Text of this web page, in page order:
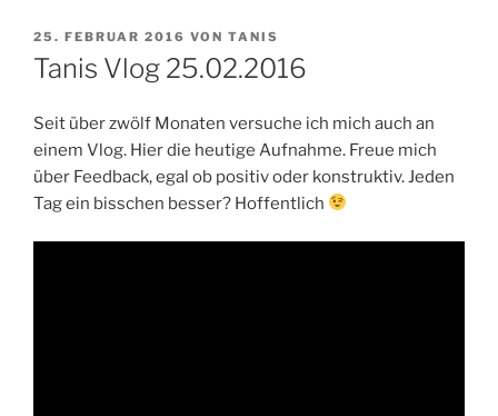
VERÖFFENTLICHT
AM
25. FEBRUAR 2016 VON TANIS
Tanis Vlog 25.02.2016
Seit über zwölf Monaten versuche ich mich auch an
einem Vlog. Hier die heutige Aufnahme. Freue mich
über Feedback, egal ob positiv oder konstruktiv. Jeden
Tag ein bisschen besser? Hoffentlich